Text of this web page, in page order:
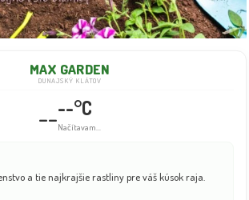
MAX GARDEN
DUNAJSKÝ KLÁTOV
----°C
Načítavam...
a tie najkrajšie rastliny pre váš kúsok raja.